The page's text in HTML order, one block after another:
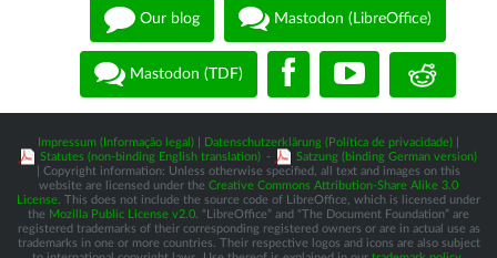
Our blog Mastodon (LibreOffice)
Mastodon (TDF)
Impressum (Informação legal) Datenschutzerklärung (Política de privacidade)
Statutes (non-binding English translation) -
Satzung (binding German version)
| Copyright information: Unless otherwise specified, all text and images on this
website are licensed under the Creative Commons Attribution-Share Alike 3.0
License . This does not include the source code of LibreOffice, which is licensed under
the Mozilla Public License v2.0 . “LibreOffice” and “The Document Foundation” are
registered trademarks of their corresponding registered owners or are in actual use as
trademarks in one or more countries. Their respective logos and icons are also subject